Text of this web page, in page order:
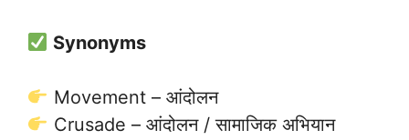
Synonyms
Movement – आंदोलन
Crusade – आंदोलन / सामाजिक अभियान